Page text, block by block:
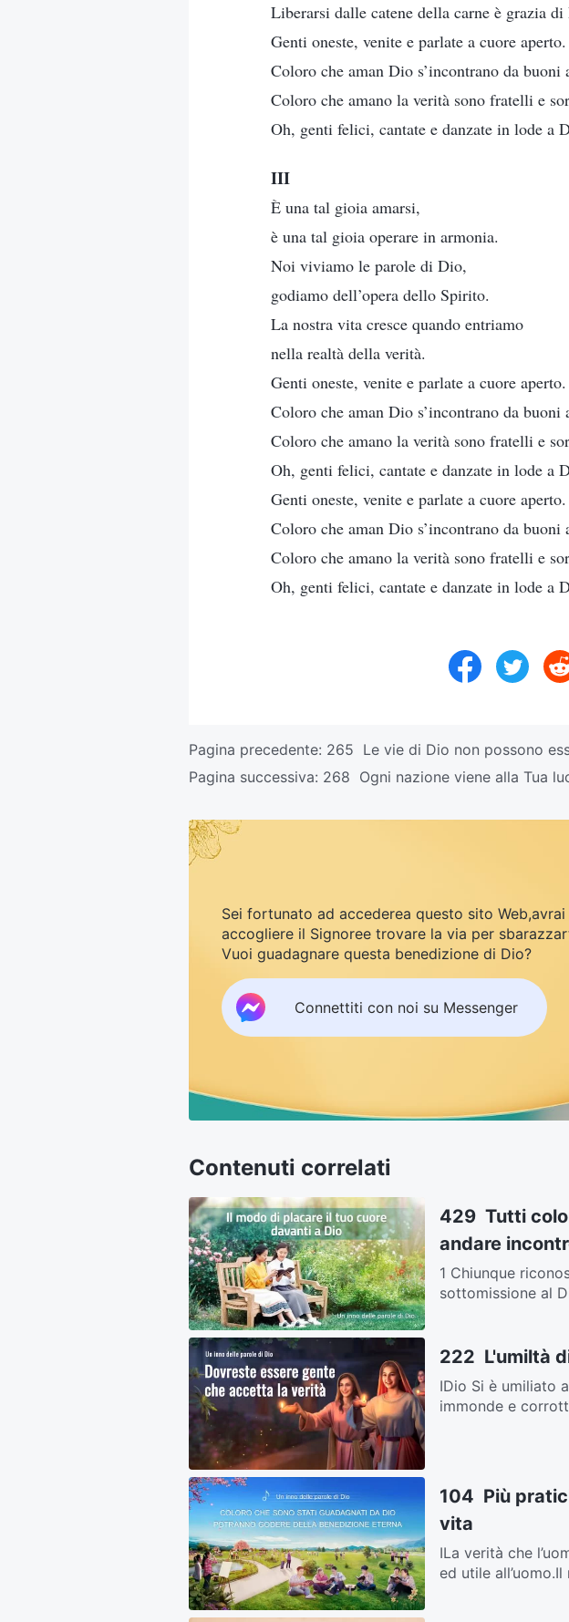
Liberarsi dalle catene della carne è grazia di
Genti oneste, venite e parlate a cuore aperto.
Coloro che aman Dio s’incontrano da buoni
Coloro che amano la verità sono fratelli e
Oh, genti felici, cantate e danzate in lode a
III
È una tal gioia amarsi,
è una tal gioia operare in armonia.
Noi viviamo le parole di Dio,
godiamo dell’opera dello Spirito.
La nostra vita cresce quando entriamo
nella realtà della verità.
Genti oneste, venite e parlate a cuore aperto.
Coloro che aman Dio s’incontrano da buoni
Coloro che amano la verità sono fratelli e
Oh, genti felici, cantate e danzate in lode a
Genti oneste, venite e parlate a cuore aperto.
Coloro che aman Dio s’incontrano da buoni
Coloro che amano la verità sono fratelli e
Oh, genti felici, cantate e danzate in lode a
Pagina precedente: 265 Le vie di Dio non possono
Pagina successiva: 268 Ogni nazione viene alla Tua
Sei fortunato ad accederea questo sito Web,avrai
accogliere il Signoree trovare la via per
Vuoi guadagnare questa benedizione di Dio?
Connettiti con noi su Messenger
Contenuti correlati
429 Tutti
andare
1 Chiunque
sottomissione al
222 L'umiltà
IDio Si è umiliato
immonde e
104 Più
vita
ILa verità che
ed utile